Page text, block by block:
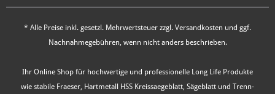
* Alle Preise inkl. gesetzl. Mehrwertsteuer zzgl. Versandkosten und ggf.
Nachnahmegebühren, wenn nicht anders beschrieben.
Ihr Online Shop für hochwertige und professionelle Long Life Produkte
wie stabile Fraeser, Hartmetall HSS Kreissaegeblatt, Sägeblatt und Trenn-